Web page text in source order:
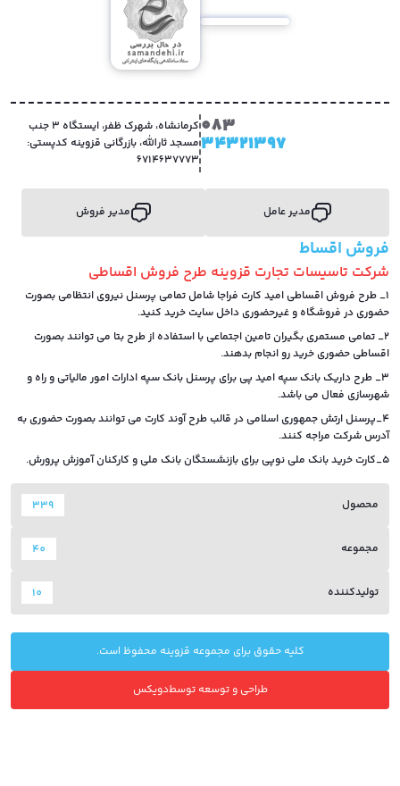
083
34321397
کرمانشاه، شهرک ظفر، ایستگاه 3 جنب
مسجد ثارالله، بازرگانی قزوینه کدپستی:
6714637773
مدیر عامل مدیر فروش
فروش اقساط
شرکت تاسیسات تجارت قزوینه طرح فروش اقساطی
1_ طرح فروش اقساطی امید کارت فراجا شامل تمامی پرسنل نیروی انتظامی بصورت
حضوری در فروشگاه و غیرحضوری داخل سایت خرید کنید.
2_ تمامی مستمری بگیران تامین اجتماعی با استفاده از طرح بتا می توانند بصورت
اقساطی حضوری خرید رو انجام بدهند.
3_ طرح داریک بانک سپه امید پی برای پرسنل بانک سپه ادارات امور مالیاتی و راه و
شهرسازی فعال می باشد.
4_پرسنل ارتش جمهوری اسلامی در قالب طرح آوند کارت می توانند بصورت حضوری به
آدرس شرکت مراجه کنند.
5_کارت خرید بانک ملی نوپی برای بازنشستگان بانک ملی و کارکنان آموزش پرورش.
339 محصول
40 مجموعه
10 تولیدکننده
کلیه حقوق برای مجموعه قزوینه محفوظ است.
طراحی و توسعه توسطدویکس